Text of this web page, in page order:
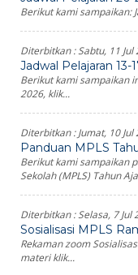
Berikut kami sampaikan:
Diterbitkan :Sabtu, 11 Jul
Jadwal Pelajaran 13-
Berikut kami sampaikan
2026, klik...
Diterbitkan :Jumat, 10 Jul
Panduan MPLS
Berikut kami sampaikan
Sekolah (MPLS) Tahun
Diterbitkan :Selasa, 7 Jul
Sosialisasi MPLS
Rekaman zoom
materi klik...